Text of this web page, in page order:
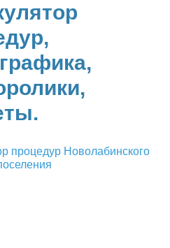
процедур Новолабинского